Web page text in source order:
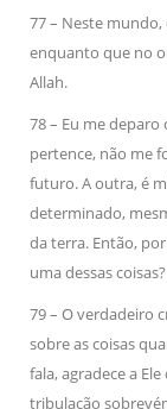
77 – Neste mundo,
enquanto que no
Allah.
78 – Eu me
pertence, não me
futuro. A outra, é
determinado,
da terra. Então,
uma dessas coisas?
79 – O verdadeiro
sobre as coisas
fala, agradece a
tribulação